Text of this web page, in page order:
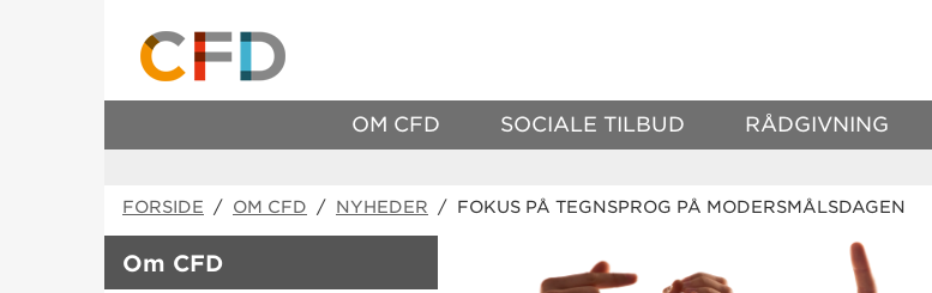
OM CFD SOCIALE TILBUD RÅDGIVNING
FORSIDE / OM CFD / NYHEDER / FOKUS PÅ TEGNSPROG PÅ MODERSMÅLSDAGEN
Om CFD